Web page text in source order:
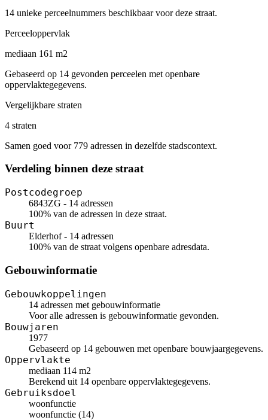
14 unieke perceelnummers beschikbaar voor deze straat.
Perceeloppervlak
mediaan 161 m2
Gebaseerd op 14 gevonden perceelen met openbare
oppervlaktegegevens.
Vergelijkbare straten
4 straten
Samen goed voor 779 adressen in dezelfde stadscontext.
Verdeling binnen deze straat
Postcodegroep
6843ZG - 14 adressen
100% van de adressen in deze straat.
Buurt
Elderhof - 14 adressen
100% van de straat volgens openbare adresdata.
Gebouwinformatie
Gebouwkoppelingen
14 adressen met gebouwinformatie
Voor alle adressen is gebouwinformatie gevonden.
Bouwjaren
1977
Gebaseerd op 14 gebouwen met openbare bouwjaargegevens.
Oppervlakte
mediaan 114 m2
Berekend uit 14 openbare oppervlaktegegevens.
Gebruiksdoel
woonfunctie
woonfunctie (14)